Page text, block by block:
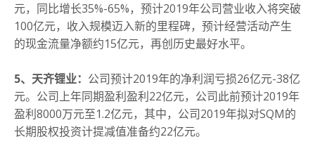
元，同比增长35%-65%，预计2019年公司营业收入将突破
100亿元，收入规模迈入新的里程碑，预计经营活动产生
的现金流量净额约15亿元，再创历史最好水平。
5、天齐锂业： 公司预计2019年的净利润亏损26亿元-38亿
元。 公司上年同期盈利盈利22亿元，公司此前预计2019年
盈利8000万元至1.2亿元，其中，公司2019年拟对SQM的
长期股权投资计提减值准备约22亿元。